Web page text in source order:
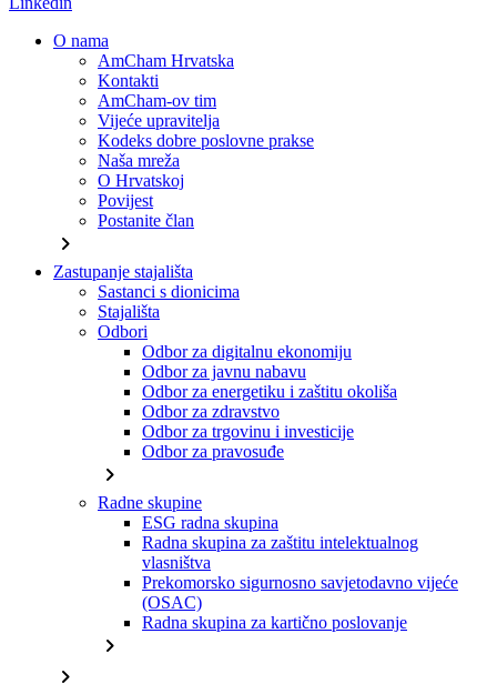
O nama
AmCham Hrvatska
Kontakti
AmCham-ov tim
Vijeće upravitelja
Kodeks dobre poslovne prakse
Naša mreža
O Hrvatskoj
Povijest
Postanite član
chevron_right
Zastupanje stajališta
Sastanci s dionicima
Stajališta
Odbori
Odbor za digitalnu ekonomiju
Odbor za javnu nabavu
Odbor za energetiku i zaštitu okoliša
Odbor za zdravstvo
Odbor za trgovinu i investicije
Odbor za pravosuđe
chevron_right
Radne skupine
ESG radna skupina
Radna skupina za zaštitu intelektualnog
vlasništva
Prekomorsko sigurnosno savjetodavno vijeće
(OSAC)
Radna skupina za kartično poslovanje
chevron_right
chevron_right